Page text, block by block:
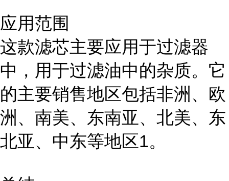
应用范围
这款滤芯主要应用于过滤器
中，用于过滤油中的杂质。它
的主要销售地区包括非洲、欧
洲、南美、东南亚、北美、东
北亚、中东等地区1。